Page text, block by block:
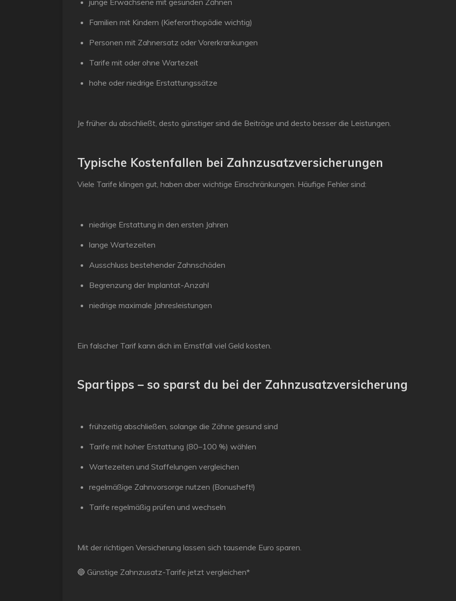
junge Erwachsene mit gesunden Zähnen
Familien mit Kindern (Kieferorthopädie wichtig)
Personen mit Zahnersatz oder Vorerkrankungen
Tarife mit oder ohne Wartezeit
hohe oder niedrige Erstattungssätze
Je früher du abschließt, desto günstiger sind die Beiträge und desto besser die Leistungen.
Typische Kostenfallen bei Zahnzusatzversicherungen
Viele Tarife klingen gut, haben aber wichtige Einschränkungen. Häufige Fehler sind:
niedrige Erstattung in den ersten Jahren
lange Wartezeiten
Ausschluss bestehender Zahnschäden
Begrenzung der Implantat-Anzahl
niedrige maximale Jahresleistungen
Ein falscher Tarif kann dich im Ernstfall viel Geld kosten.
Spartipps – so sparst du bei der Zahnzusatzversicherung
frühzeitig abschließen, solange die Zähne gesund sind
Tarife mit hoher Erstattung (80–100 %) wählen
Wartezeiten und Staffelungen vergleichen
regelmäßige Zahnvorsorge nutzen (Bonusheft!)
Tarife regelmäßig prüfen und wechseln
Mit der richtigen Versicherung lassen sich tausende Euro sparen.
🔵 Günstige Zahnzusatz-Tarife jetzt vergleichen*